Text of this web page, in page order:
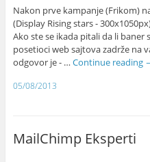
Nakon prve kampanje (Frikom)
(Display Rising stars -
Ako ste se ikada pitali da li baner
posetioci web sajtova zadrže na
odgovor je - … Continue reading
05/08/2013
MailChimp Eksperti